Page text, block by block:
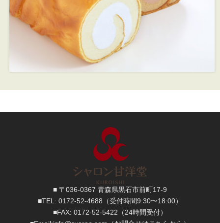
■ 〒036-0367 青森県黒石市前町17-9
■TEL: 0172-52-4688 （受付時間9:30〜18:00）
■FAX: 0172-52-5422 （24時間受付）